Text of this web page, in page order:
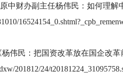
中财办副主任杨伟民：如何理解
伟民：把国资改革放在国企改
201812/24/